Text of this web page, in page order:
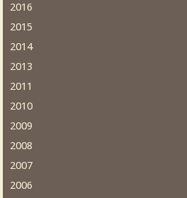
2016
2015
2014
2013
2011
2010
2009
2008
2007
2006